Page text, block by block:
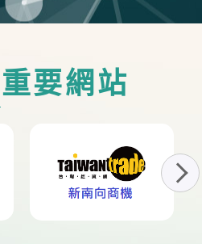
重要網站